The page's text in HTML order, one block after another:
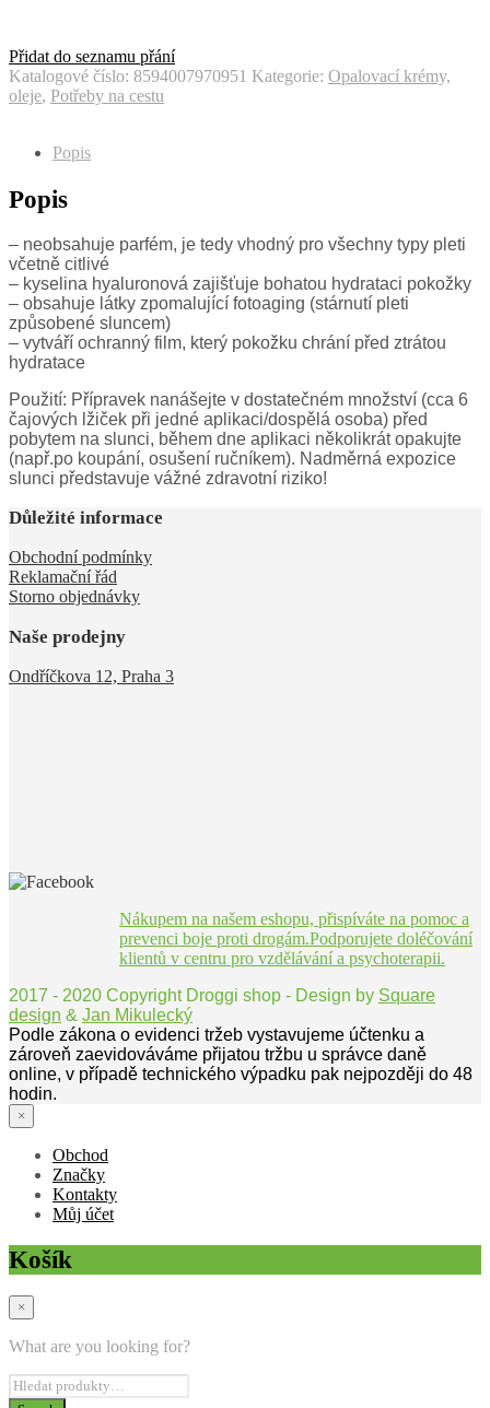
Přidat do seznamu přání
Katalogové číslo: 8594007970951 Kategorie: Opalovací krémy,
oleje, Potřeby na cestu
Popis
Popis
– neobsahuje parfém, je tedy vhodný pro všechny typy pleti
včetně citlivé
– kyselina hyaluronová zajišťuje bohatou hydrataci pokožky
– obsahuje látky zpomalující fotoaging (stárnutí pleti
způsobené sluncem)
– vytváří ochranný film, který pokožku chrání před ztrátou
hydratace
Použití: Přípravek nanášejte v dostatečném množství (cca 6
čajových lžiček při jedné aplikaci/dospělá osoba) před
pobytem na slunci, během dne aplikaci několikrát opakujte
(např.po koupání, osušení ručníkem). Nadměrná expozice
slunci představuje vážné zdravotní riziko!
Důležité informace
Obchodní podmínky
Reklamační řád
Storno objednávky
Naše prodejny
Ondříčkova 12, Praha 3
Nákupem na našem eshopu, přispíváte na pomoc a
prevenci boje proti drogám.Podporujete doléčování
klientů v centru pro vzdělávání a psychoterapii.
2017 - 2020 Copyright Droggi shop - Design by Square
design & Jan Mikulecký
Podle zákona o evidenci tržeb vystavujeme účtenku a
zároveň zaevidováváme přijatou tržbu u správce daně
online, v případě technického výpadku pak nejpozději do 48
hodin.
×
Obchod
Značky
Kontakty
Můj účet
Košík
×
What are you looking for?